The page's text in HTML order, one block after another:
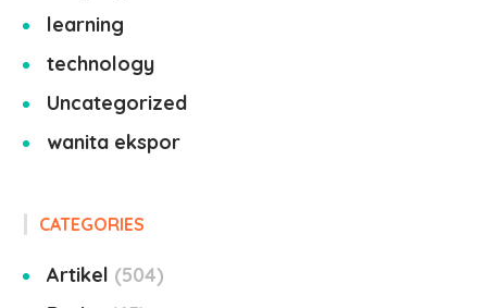
learning
technology
Uncategorized
wanita ekspor
CATEGORIES
Artikel
504